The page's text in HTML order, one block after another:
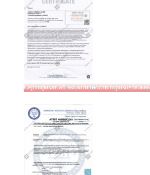
Сертификат об экологичности